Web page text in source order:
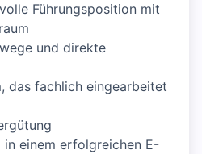
Führungsposition mit
und direkte
das fachlich eingearbeitet
einem erfolgreichen E-